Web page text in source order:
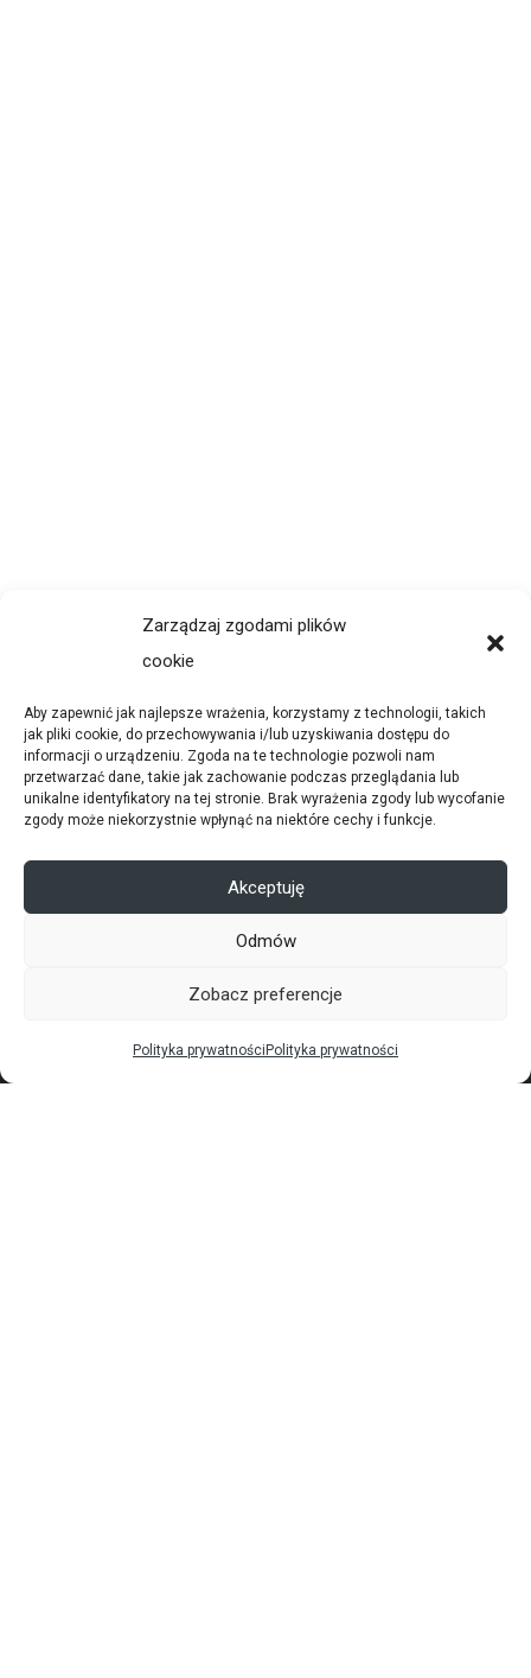
Zarządzaj zgodami plików
cookie
Aby zapewnić jak najlepsze wrażenia, korzystamy z technologii, takich
jak pliki cookie, do przechowywania i/lub uzyskiwania dostępu do
informacji o urządzeniu. Zgoda na te technologie pozwoli nam
przetwarzać dane, takie jak zachowanie podczas przeglądania lub
unikalne identyfikatory na tej stronie. Brak wyrażenia zgody lub wycofanie
zgody może niekorzystnie wpłynąć na niektóre cechy i funkcje.
Akceptuję
Odmów
Zobacz preferencje
Polityka prywatności Polityka prywatności
Bramy szybkobieżne